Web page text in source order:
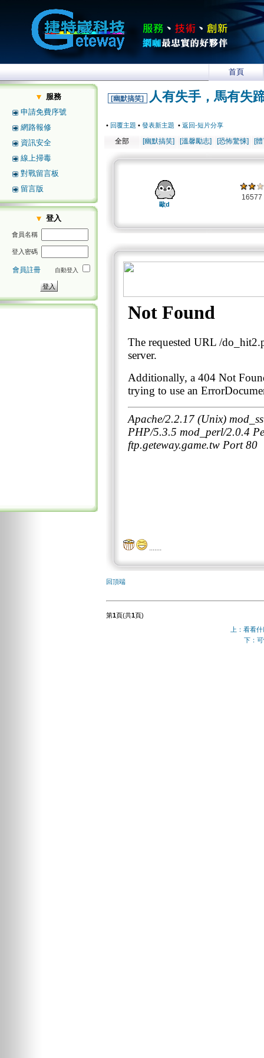
首頁
服務
申請免費序號
網路報修
資訊安全
線上掃毒
對戰留言板
留言版
登入
會員名稱
登入密碼
會員註冊 自動登入
[幽默搞笑] 人有失手，馬有
• 回覆主題 • 發表新主題 • 返回-短片分享
全部 [幽默搞笑] [溫馨勵志] [恐怖驚悚] [
歐d
16577
.......
回頂端
第1頁(共1頁)
上：看看
下：